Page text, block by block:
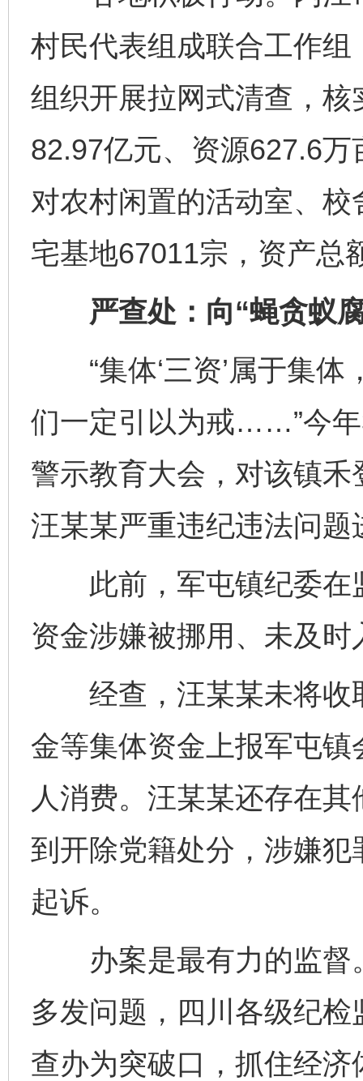
村民代表组成联合工作
组织开展拉网式清查，
82.97亿元、资源627.6
对农村闲置的活动室、
宅基地67011宗，资产总
严查处：向“蝇贪蚁
“集体‘三资’属于集体
们一定引以为戒……”今
警示教育大会，对该镇
汪某某严重违纪违法问题
此前，军屯镇纪委在
资金涉嫌被挪用、未及时
经查，汪某某未将收
金等集体资金上报军屯
人消费。汪某某还存在
到开除党籍处分，涉嫌
起诉。
办案是最有力的监督
多发问题，四川各级纪
查办为突破口，抓住经